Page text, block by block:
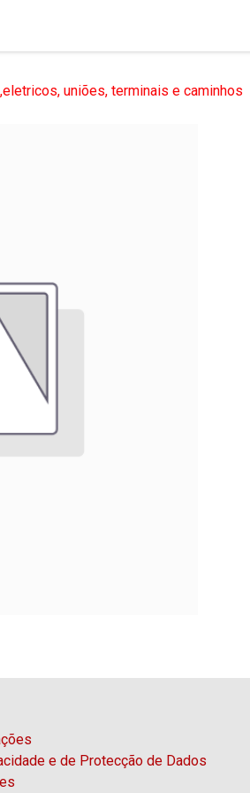
uniões, terminais e caminhos
e de Protecção de Dados